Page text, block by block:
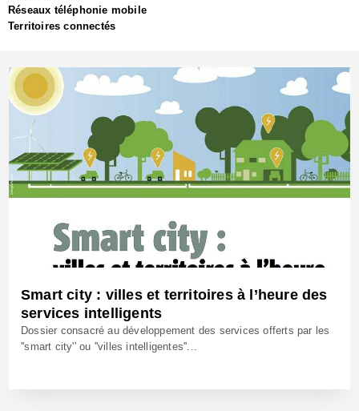
Réseaux téléphonie mobile
Territoires connectés
Smart city : villes et territoires à l’heure des
services intelligents
Dossier consacré au développement des services offerts par les
''smart city'' ou ''villes intelligentes''...